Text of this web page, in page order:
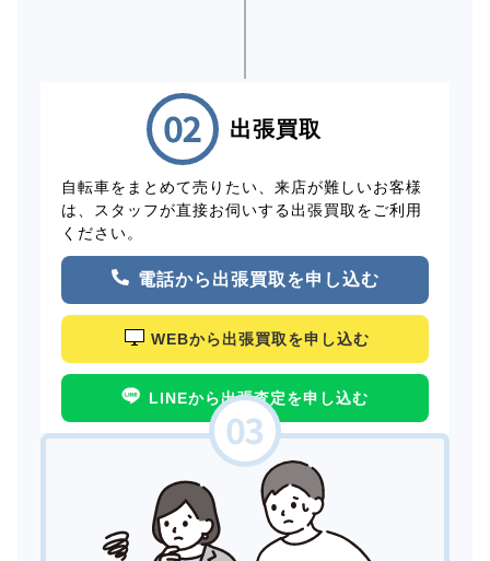
出張買取
自転車をまとめて売りたい、来店が難しいお客様
は、スタッフが直接お伺いする出張買取をご利用
ください。
電話から出張買取を申し込む
WEBから出張買取を申し込む
LINEから出張査定を申し込む